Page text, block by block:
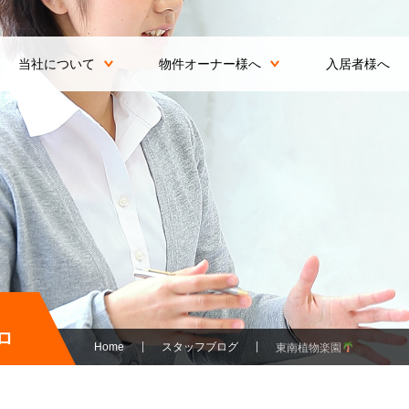
当社について 物件オーナー様へ 入居者様へ
Home スタッフブログ 東南植物楽園